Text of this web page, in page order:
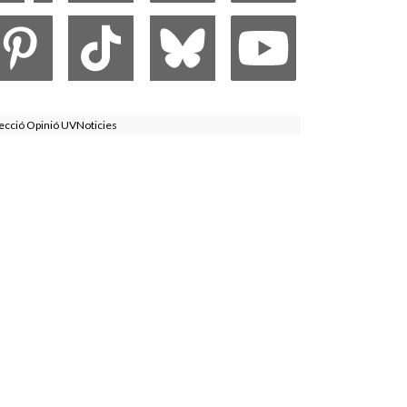
Opinió UVNoticies